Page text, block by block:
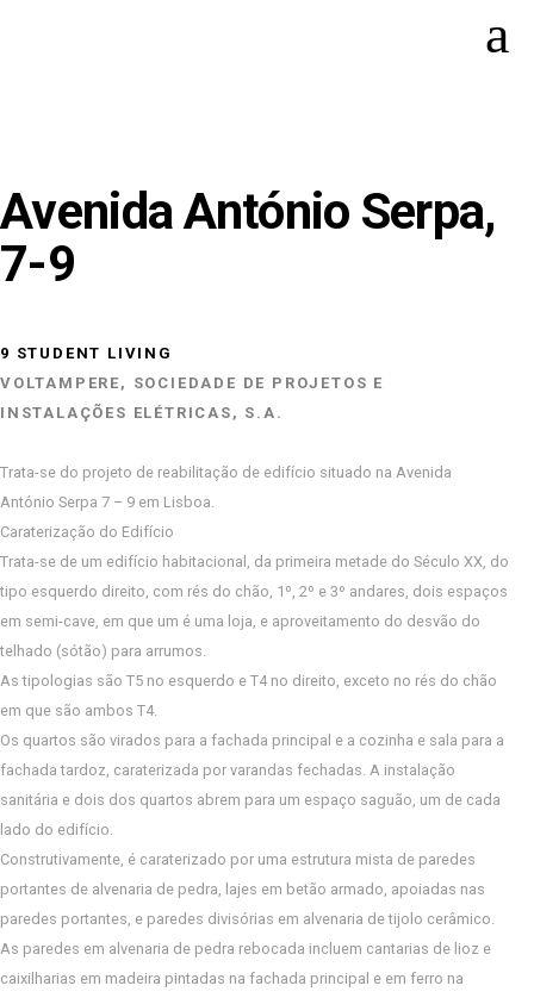
Avenida António Serpa,
7-9
9 STUDENT LIVING
VOLTAMPERE, SOCIEDADE DE PROJETOS E
INSTALAÇÕES ELÉTRICAS, S.A.
Trata-se do projeto de reabilitação de edifício situado na Avenida
António Serpa 7 – 9 em Lisboa.
Caraterização do Edifício
Trata-se de um edifício habitacional, da primeira metade do Século XX, do
tipo esquerdo direito, com rés do chão, 1º, 2º e 3º andares, dois espaços
em semi-cave, em que um é uma loja, e aproveitamento do desvão do
telhado (sótão) para arrumos.
As tipologias são T5 no esquerdo e T4 no direito, exceto no rés do chão
em que são ambos T4.
Os quartos são virados para a fachada principal e a cozinha e sala para a
fachada tardoz, caraterizada por varandas fechadas. A instalação
sanitária e dois dos quartos abrem para um espaço saguão, um de cada
lado do edifício.
Construtivamente, é caraterizado por uma estrutura mista de paredes
portantes de alvenaria de pedra, lajes em betão armado, apoiadas nas
paredes portantes, e paredes divisórias em alvenaria de tijolo cerâmico.
As paredes em alvenaria de pedra rebocada incluem cantarias de lioz e
caixilharias em madeira pintadas na fachada principal e em ferro na